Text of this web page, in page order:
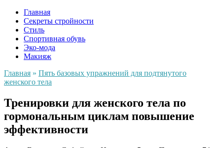
Главная
Секреты стройности
Стиль
Спортивная обувь
Эко-мода
Макияж
Главная » Пять базовых упражнений для подтянутого
женского тела
Тренировки для женского тела по
гормональным циклам повышение
эффективности